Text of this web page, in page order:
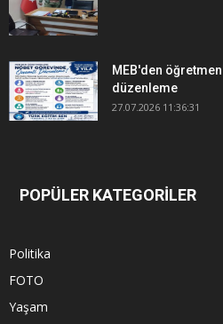
MEB'den
düzenleme
27.07.2026 11:36:31
POPÜLER KATEGORİLER
Politika
FOTO
Yaşam